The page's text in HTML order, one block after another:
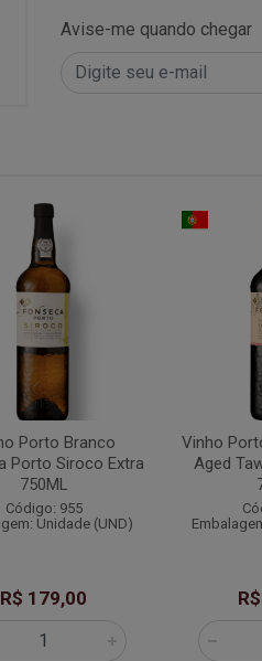
Avise-me quando chegar
Porto Branco
Porto Siroco Extra
750ML
Código: 955
Unidade (UND)
R$ 179,00
Vinho
Aged